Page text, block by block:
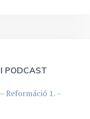
PODCAST
Reformáció 1. –